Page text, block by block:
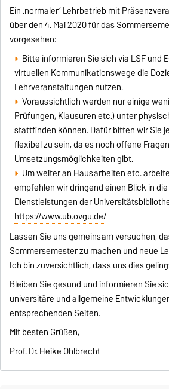
Ein ‚normaler‘ Lehrbetrieb mit
über den 4. Mai 2020 für das
vorgesehen:
Bitte informieren Sie sich via LSF und
virtuellen Kommunikationswege die
Lehrveranstaltungen nutzen.
Voraussichtlich werden nur einige
Prüfungen, Klausuren etc.) unter
stattfinden können. Dafür bitten wir Sie
flexibel zu sein, da es noch offene
Umsetzungsmöglichkeiten gibt.
Um weiter an Hausarbeiten etc.
empfehlen wir dringend einen Blick in
Dienstleistungen der
https://www.ub.ovgu.de/
Lassen Sie uns gemeinsam versuchen,
Sommersemester zu machen und neue
Ich bin zuversichtlich, dass uns dies
Bleiben Sie gesund und informieren Sie
universitäre und allgemeine
entsprechenden Seiten.
Mit besten Grüßen,
Prof. Dr. Heike Ohlbrecht